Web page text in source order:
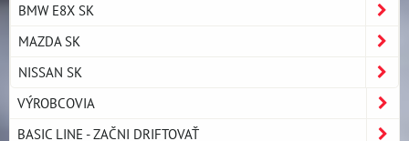
BMW E8X SK
MAZDA SK
NISSAN SK
VÝROBCOVIA
BASIC LINE - ZAČNI DRIFTOVAŤ